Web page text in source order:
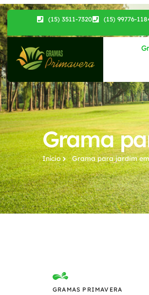
(15) 3511-7320 (15) 99776-
Grama
Início Grama para jardim​
GRAMAS PRIMAVERA